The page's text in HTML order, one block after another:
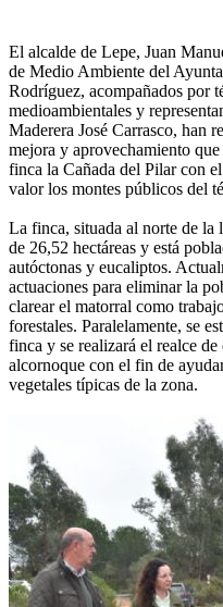
El alcalde de Lepe, Juan
de Medio Ambiente del
Rodríguez, acompañados por
medioambientales y
Maderera José Carrasco, han
mejora y aprovechamiento que
finca la Cañada del Pilar con
valor los montes públicos del
La finca, situada al norte de la
de 26,52 hectáreas y está
autóctonas y eucaliptos.
actuaciones para eliminar la
clarear el matorral como
forestales. Paralelamente, se
finca y se realizará el realce
alcornoque con el fin de
vegetales típicas de la zona.